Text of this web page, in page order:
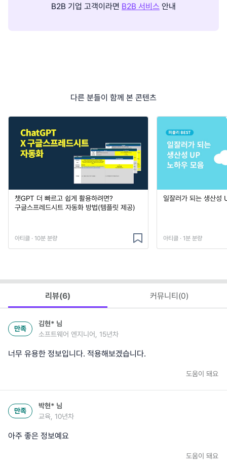
B2B 기업 고객이라면 B2B 서비스 안내
다른 분들이 함께 본 콘텐츠
챗GPT 더 빠르고 쉽게 활용하려면?
구글스프레드시트 자동화 방법(템플릿 제공)
아티클 · 10분 분량
일잘러가 되는 생산성
아티클 · 1분 분량
리뷰(6) 커뮤니티(0)
만족
김현* 님
소프트웨어 엔지니어, 15년차
너무 유용한 정보입니다. 적용해보겠습니다.
도움이 돼요
만족
박현* 님
교육, 10년차
아주 좋은 정보예요
도움이 돼요